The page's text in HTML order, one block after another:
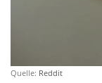
Quelle: Reddit